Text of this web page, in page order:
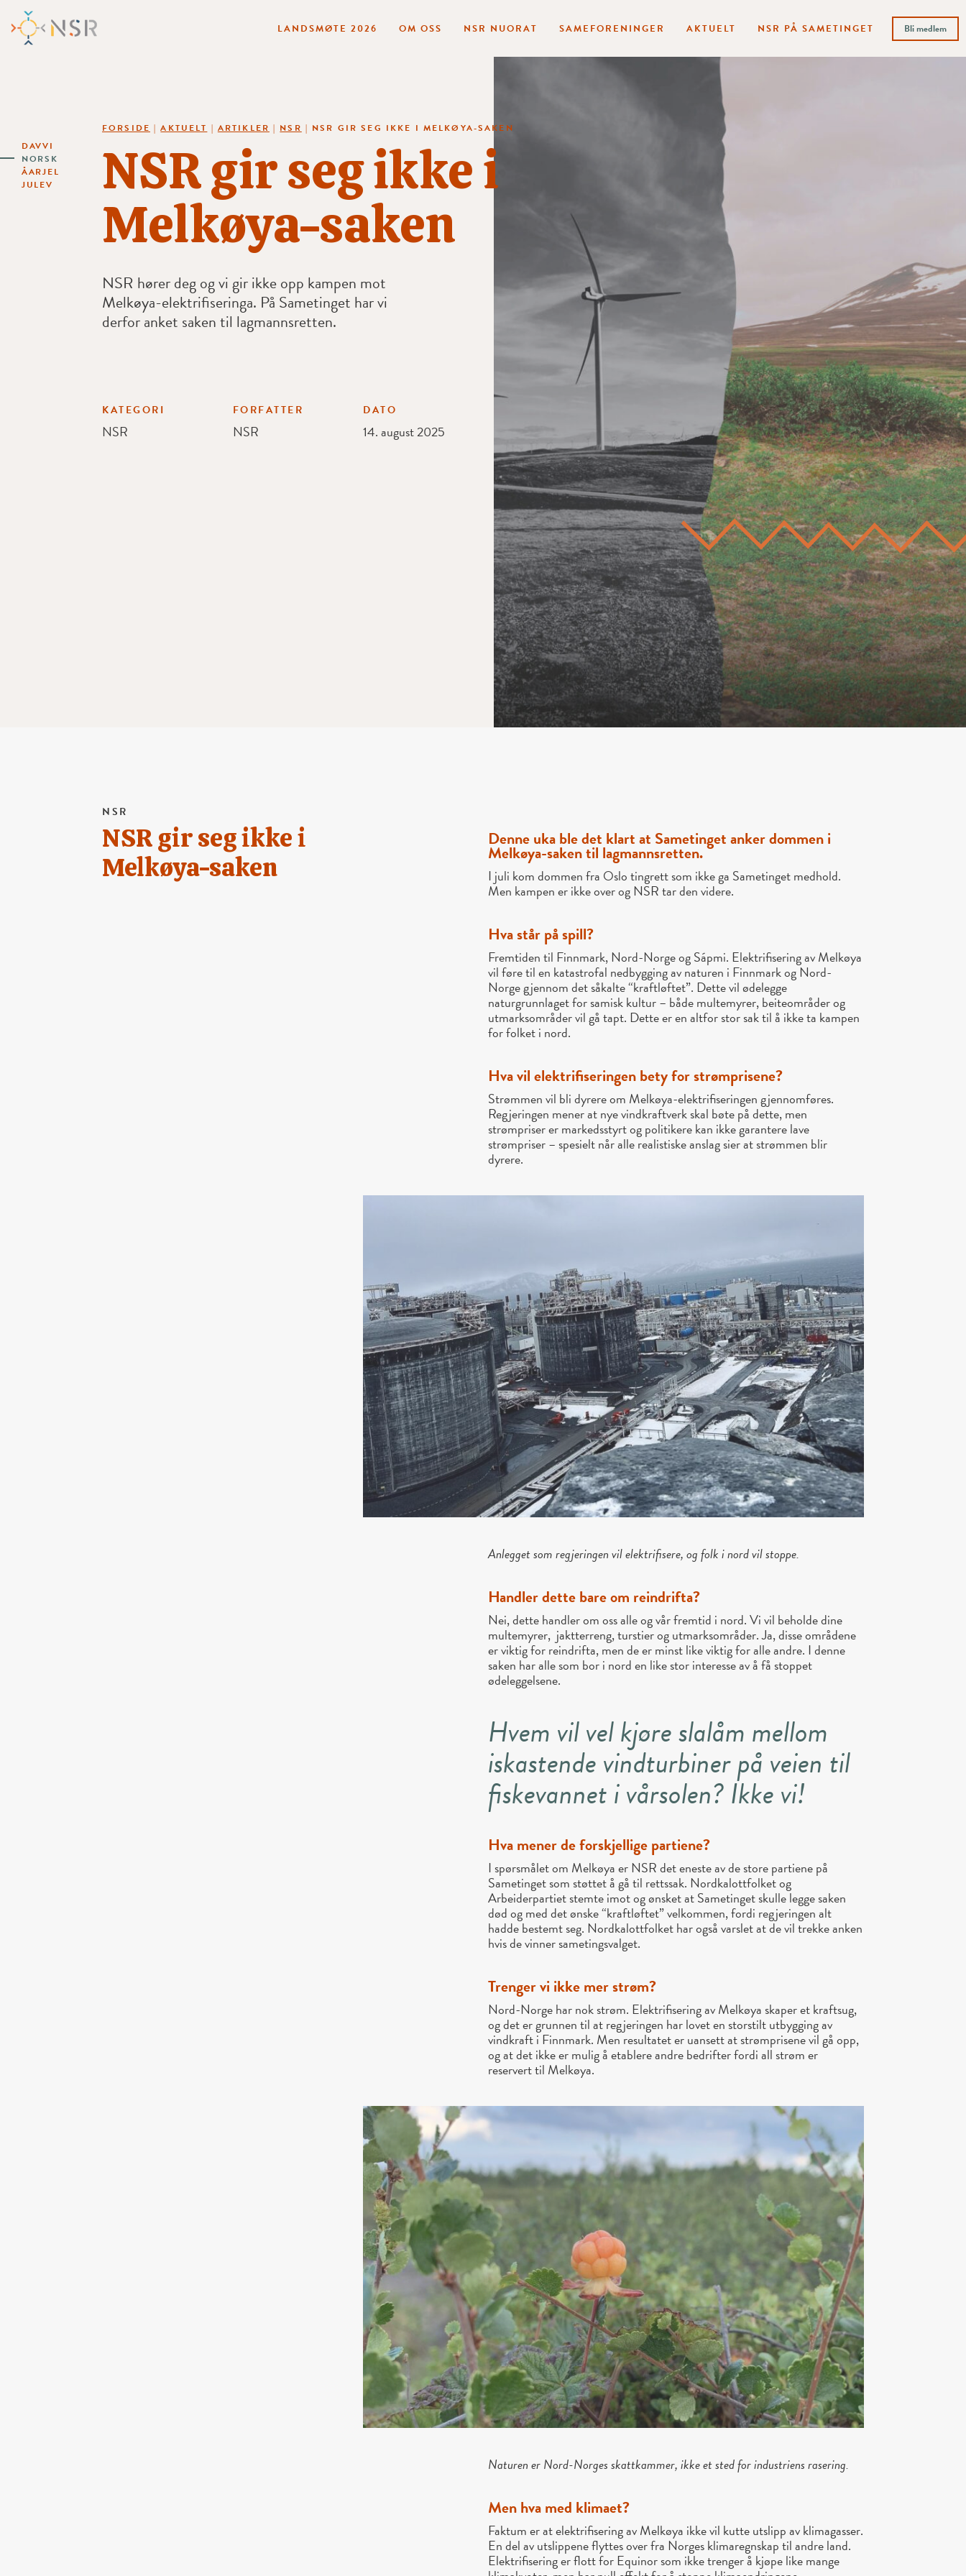
DAVVI
NORSK
ÅARJEL
JULEV
LANDSMØTE 2026 OM OSS NSR NUORAT SAMEFORENINGER AKTUELT NSR PÅ SAMETINGET Bli medlem
FORSIDE |AKTUELT | ARTIKLER | NSR | NSR GIR SEG IKKE I MELKØYA-SAKEN
NSR gir seg ikke i
Melkøya-saken
NSR hører deg og vi gir ikke opp kampen mot
Melkøya-elektrifiseringa. På Sametinget har vi
derfor anket saken til lagmannsretten.
KATEGORI
NSR
FORFATTER
NSR
DATO
14. august 2025
NSR
NSR gir seg ikke i
Melkøya-saken
Denne uka ble det klart at Sametinget anker dommen i
Melkøya-saken til lagmannsretten.
I juli kom dommen fra Oslo tingrett som ikke ga Sametinget medhold.
Men kampen er ikke over og NSR tar den videre.
Hva står på spill?
Fremtiden til Finnmark, Nord-Norge og Sápmi. Elektrifisering av Melkøya
vil føre til en katastrofal nedbygging av naturen i Finnmark og Nord-
Norge gjennom det såkalte “kraftløftet”. Dette vil ødelegge
naturgrunnlaget for samisk kultur – både multemyrer, beiteområder og
utmarksområder vil gå tapt. Dette er en altfor stor sak til å ikke ta kampen
for folket i nord.
Hva vil elektrifiseringen bety for strømprisene?
Strømmen vil bli dyrere om Melkøya-elektrifiseringen gjennomføres.
Regjeringen mener at nye vindkraftverk skal bøte på dette, men
strømpriser er markedsstyrt og politikere kan ikke garantere lave
strømpriser – spesielt når alle realistiske anslag sier at strømmen blir
dyrere.
Anlegget som regjeringen vil elektrifisere, og folk i nord vil stoppe.
Handler dette bare om reindrifta?
Nei, dette handler om oss alle og vår fremtid i nord. Vi vil beholde dine
multemyrer, jaktterreng, turstier og utmarksområder. Ja, disse områdene
er viktig for reindrifta, men de er minst like viktig for alle andre. I denne
saken har alle som bor i nord en like stor interesse av å få stoppet
ødeleggelsene.
Hvem vil vel kjøre slalåm mellom
iskastende vindturbiner på veien til
fiskevannet i vårsolen? Ikke vi!
Hva mener de forskjellige partiene?
I spørsmålet om Melkøya er NSR det eneste av de store partiene på
Sametinget som støttet å gå til rettssak. Nordkalottfolket og
Arbeiderpartiet stemte imot og ønsket at Sametinget skulle legge saken
død og med det ønske “kraftløftet” velkommen, fordi regjeringen alt
hadde bestemt seg. Nordkalottfolket har også varslet at de vil trekke anken
hvis de vinner sametingsvalget.
Trenger vi ikke mer strøm?
Nord-Norge har nok strøm. Elektrifisering av Melkøya skaper et kraftsug,
og det er grunnen til at regjeringen har lovet en storstilt utbygging av
vindkraft i Finnmark. Men resultatet er uansett at strømprisene vil gå opp,
og at det ikke er mulig å etablere andre bedrifter fordi all strøm er
reservert til Melkøya.
Naturen er Nord-Norges skattkammer, ikke et sted for industriens rasering.
Men hva med klimaet?
Faktum er at elektrifisering av Melkøya ikke vil kutte utslipp av klimagasser.
En del av utslippene flyttes over fra Norges klimaregnskap til andre land.
Elektrifisering er flott for Equinor som ikke trenger å kjøpe like mange